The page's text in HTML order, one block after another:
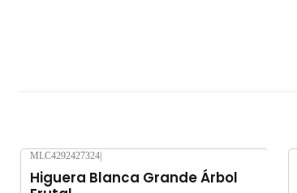
MLC4292427324
Higuera Blanca Grande Árbol